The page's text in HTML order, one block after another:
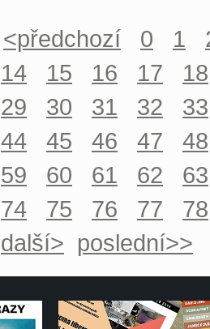
<předchozí 0 1
14 15 16 17
18
29 30 31 32
33
44 45 46 47
48
59 60 61 62
63
74 75 76 77
78
další> poslední>>